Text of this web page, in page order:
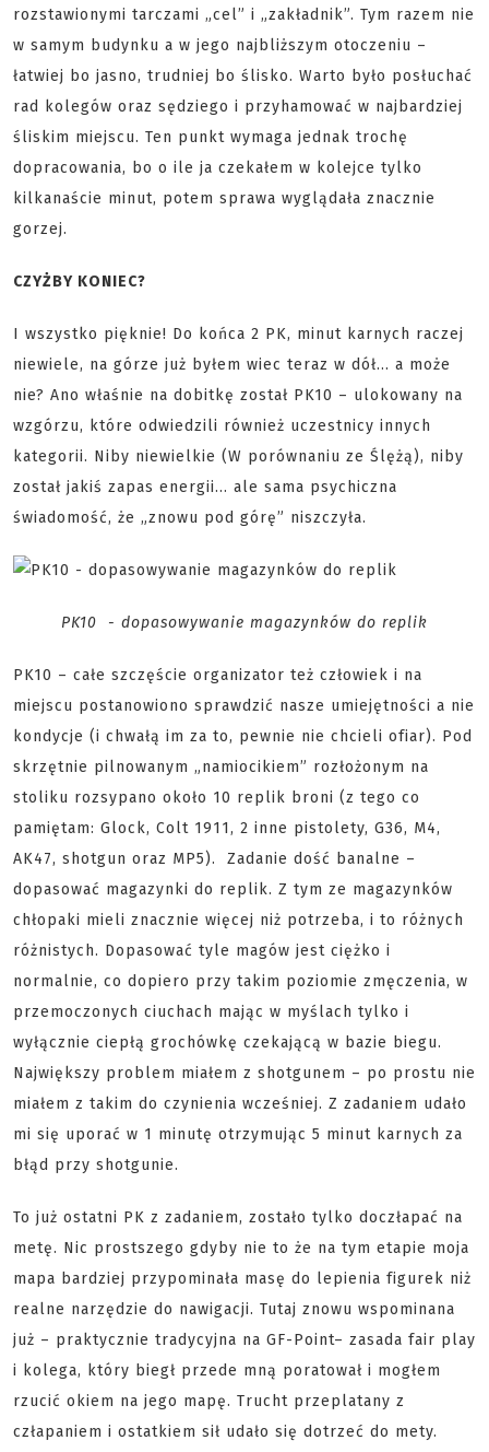
rozstawionymi tarczami „cel” i „zakładnik”. Tym razem nie
w samym budynku a w jego najbliższym otoczeniu –
łatwiej bo jasno, trudniej bo ślisko. Warto było posłuchać
rad kolegów oraz sędziego i przyhamować w najbardziej
śliskim miejscu. Ten punkt wymaga jednak trochę
dopracowania, bo o ile ja czekałem w kolejce tylko
kilkanaście minut, potem sprawa wyglądała znacznie
gorzej.
CZYŻBY KONIEC?
I wszystko pięknie! Do końca 2 PK, minut karnych raczej
niewiele, na górze już byłem wiec teraz w dół… a może
nie? Ano właśnie na dobitkę został PK10 – ulokowany na
wzgórzu, które odwiedzili również uczestnicy innych
kategorii. Niby niewielkie (W porównaniu ze Ślężą), niby
został jakiś zapas energii… ale sama psychiczna
świadomość, że „znowu pod górę” niszczyła.
PK10 - dopasowywanie magazynków do replik
PK10 – całe szczęście organizator też człowiek i na
miejscu postanowiono sprawdzić nasze umiejętności a nie
kondycje (i chwałą im za to, pewnie nie chcieli ofiar). Pod
skrzętnie pilnowanym „namiocikiem” rozłożonym na
stoliku rozsypano około 10 replik broni (z tego co
pamiętam: Glock, Colt 1911, 2 inne pistolety, G36, M4,
AK47, shotgun oraz MP5). Zadanie dość banalne –
dopasować magazynki do replik. Z tym ze magazynków
chłopaki mieli znacznie więcej niż potrzeba, i to różnych
różnistych. Dopasować tyle magów jest ciężko i
normalnie, co dopiero przy takim poziomie zmęczenia, w
przemoczonych ciuchach mając w myślach tylko i
wyłącznie ciepłą grochówkę czekającą w bazie biegu.
Największy problem miałem z shotgunem – po prostu nie
miałem z takim do czynienia wcześniej. Z zadaniem udało
mi się uporać w 1 minutę otrzymując 5 minut karnych za
błąd przy shotgunie.
To już ostatni PK z zadaniem, zostało tylko doczłapać na
metę. Nic prostszego gdyby nie to że na tym etapie moja
mapa bardziej przypominała masę do lepienia figurek niż
realne narzędzie do nawigacji. Tutaj znowu wspominana
już – praktycznie tradycyjna na GF-Point– zasada fair play
i kolega, który biegł przede mną poratował i mogłem
rzucić okiem na jego mapę. Trucht przeplatany z
człapaniem i ostatkiem sił udało się dotrzeć do mety.